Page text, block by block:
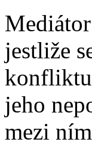
jestliže
konfliktu
jeho
mezi